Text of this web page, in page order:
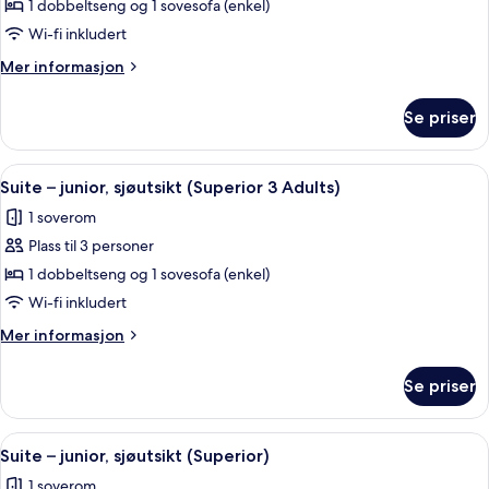
Suite
–
junior,
sjøutsikt
2
Adults)
1 dobbeltseng og 1 sovesofa (enkel)
Wi-fi inkludert
Mer informasjon
Mer
–
junior,
sjøutsikt
(Superior
2
Adults)
Se priser
Åpne
alle
bildene
av
Suite
–
junior,
sjøutsikt
3
Adults)
Safe på rommet, skrivebord,
8
Suite – junior, sjøutsikt (Superior 3 Adults)
1 soverom
Plass til 3 personer
1 dobbeltseng og 1 sovesofa (enkel)
Wi-fi inkludert
Mer informasjon
Mer
–
junior,
sjøutsikt
(Superior
Se priser
Åpne
alle
Safe på rommet, skrivebord,
8
Suite – junior, sjøutsikt (Superior)